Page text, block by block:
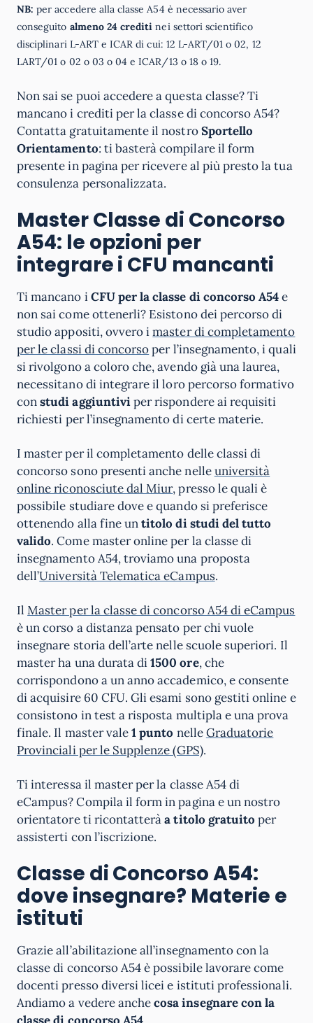
NB: per accedere alla classe A54 è necessario aver
conseguito almeno 24 crediti nei settori scientifico
disciplinari L-ART e ICAR di cui: 12 L-ART/01 o 02, 12
LART/01 o 02 o 03 o 04 e ICAR/13 o 18 o 19.
Non sai se puoi accedere a questa classe? Ti
mancano i crediti per la classe di concorso A54?
Contatta gratuitamente il nostroSportello
Orientamento: ti basterà compilare il form
presente in pagina per ricevere al più presto la tua
consulenza personalizzata.
Master Classe di Concorso
A54: le opzioni per
integrare i CFU mancanti
Ti mancano iCFU per la classe di concorso A54e
non sai come ottenerli? Esistono dei percorso di
studio appositi, ovvero imaster di completamento
per le classi di concorsoper l’insegnamento, i quali
si rivolgono a coloro che, avendo già una laurea,
necessitano di integrare il loro percorso formativo
constudi aggiuntiviper rispondere ai requisiti
richiesti per l’insegnamento di certe materie.
I master per il completamento delle classi di
concorso sono presenti anche nelleuniversità
online riconosciute dal Miur, presso le quali è
possibile studiare dove e quando si preferisce
ottenendo alla fine untitolo di studi del tutto
valido. Come master online per la classe di
insegnamento A54, troviamo una proposta
dell’Università Telematica eCampus.
IlMaster per la classe di concorso A54 di eCampus
è un corso a distanza pensato per chi vuole
insegnare storia dell’arte nelle scuole superiori. Il
master ha una durata di1500 ore, che
corrispondono a un anno accademico, e consente
di acquisire 60 CFU. Gli esami sono gestiti online e
consistono in test a risposta multipla e una prova
finale. Il master vale1 punto nelleGraduatorie
Provinciali per le Supplenze (GPS).
Ti interessa il master per la classe A54 di
eCampus? Compila il form in pagina e un nostro
orientatore ti ricontatteràa titolo gratuito per
assisterti con l’iscrizione.
Classe di Concorso A54:
dove insegnare? Materie e
istituti
Grazie all’abilitazione all’insegnamento con la
classe di concorso A54 è possibile lavorare come
docenti presso diversi licei e istituti professionali.
Andiamo a vedere anchecosa insegnare con la